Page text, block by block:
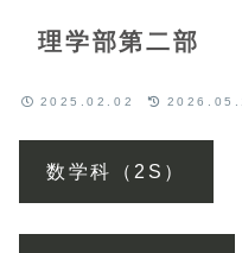
理学部第二部
2025.02.02
数学科（2S）